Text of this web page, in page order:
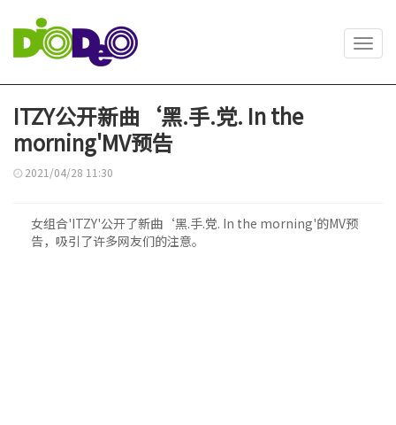
ITZY公开新曲‘黑.手.党. In the
morning'MV预告
2021/04/28 11:30
女组合'ITZY'公开了新曲‘黑.手.党. In the morning'的MV预
告，吸引了许多网友们的注意。